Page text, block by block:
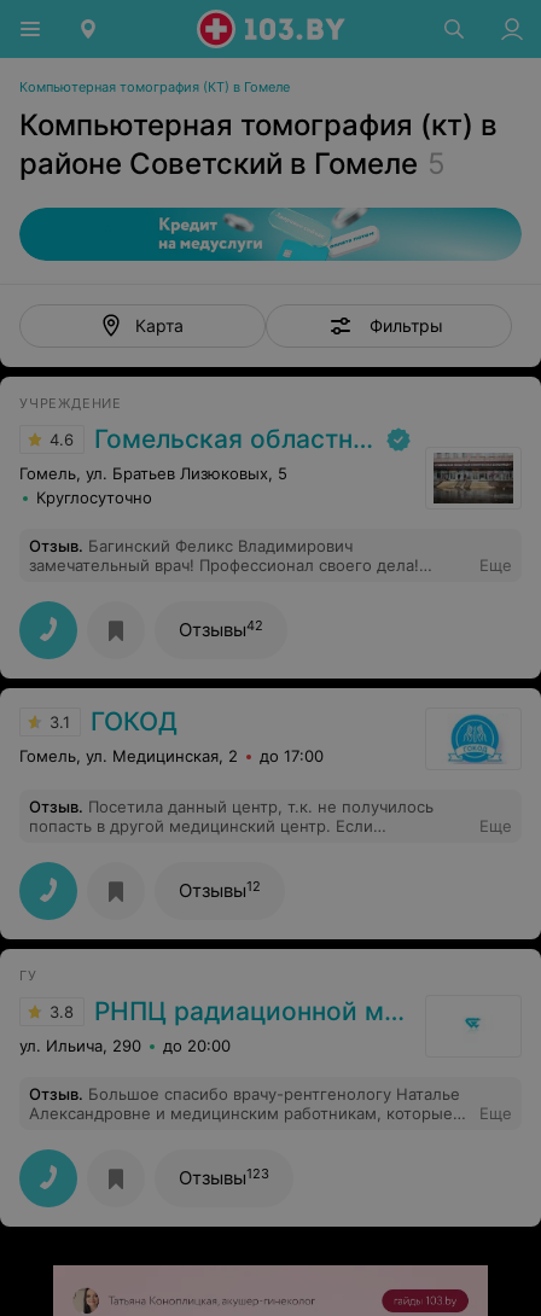
Компьютерная томография (КТ) в Гомеле
Компьютерная томография (кт) в
районе Советский в Гомеле 5
Карта Фильтры
УЧРЕЖДЕНИЕ
4.6 Гомельская областная клиническая больница
Гомель, ул. Братьев Лизюковых, 5
Круглосуточно
Отзыв. Багинский Феликс Владимирович
замечательный врач! Профессионал своего дела!
обьясняет! Такой врач меняет оношение и веру во
врачей в лучшую сторону. Выражаю ему огромную
благодарность!
Еще
Отзывы42
3.1 ГОКОД
Гомель, ул. Медицинская, 2 до 17:00
Отзыв. Посетила данный центр, т.к. не получилось
попасть в другой медицинский центр. Если
Отличный специалист, все быстро, аккуратно. Прием
прошел хорошо, мне все понравилось.
Еще
Отзывы12
ГУ
3.8 РНПЦ радиационной медицины
ул. Ильича, 290 до 20:00
Отзыв. Большое спасибо врачу-рентгенологу Наталье
Александровне и медицинским работникам, которые
года, это профессионалы и просто очень добрые
люди. Дай ВАМ Бог здоровья❗
Еще
Отзывы123